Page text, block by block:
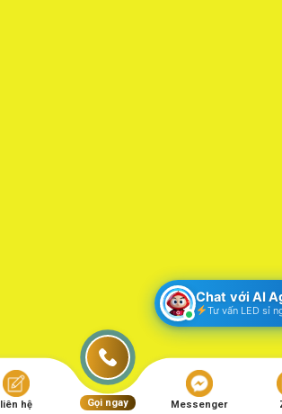
Chat với AI
Tư vấn LED sỉ
liên hệ Gọi ngay Messenger